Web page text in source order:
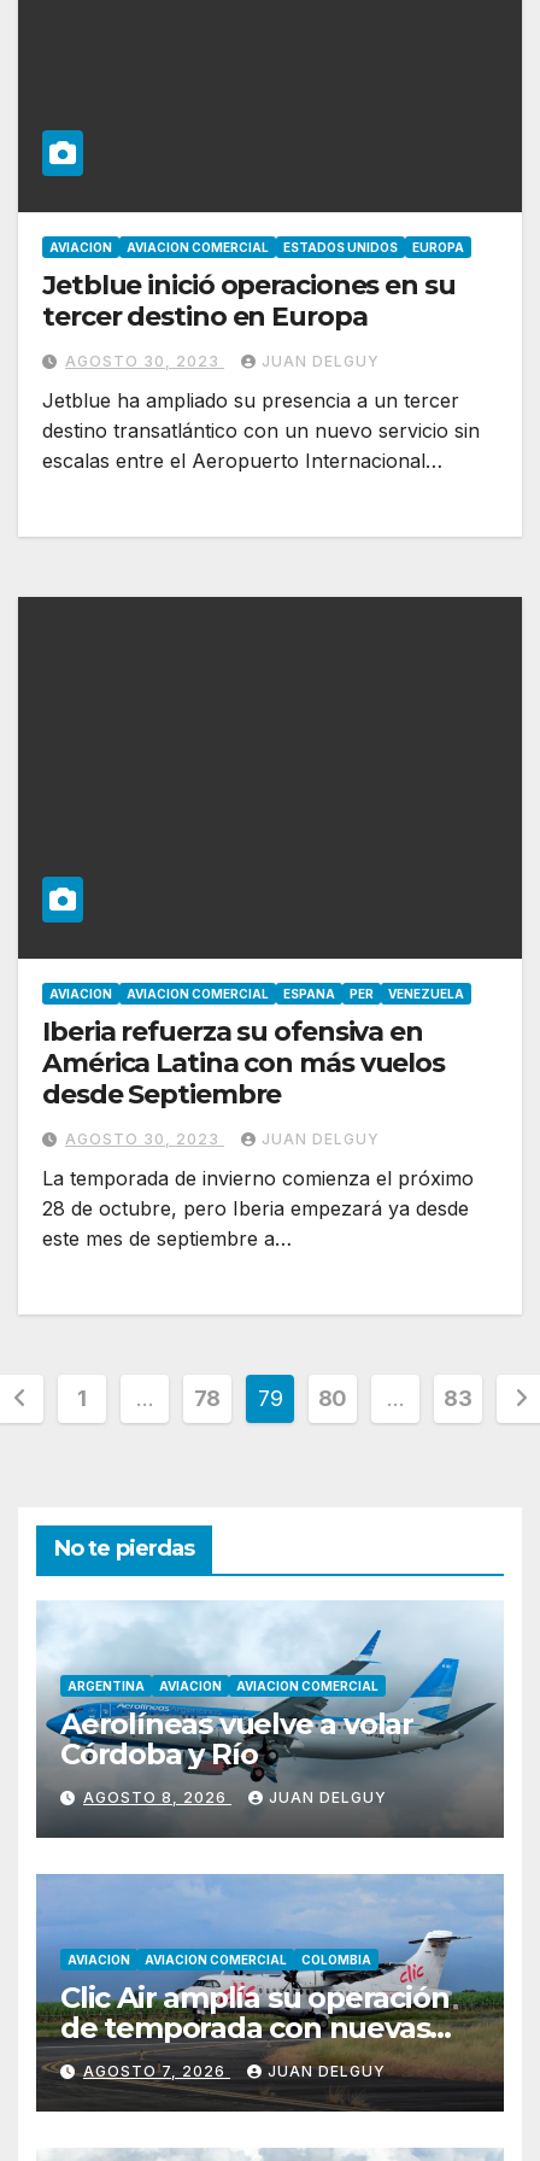
AVIACION AVIACION COMERCIAL ESTADOS UNIDOS EUROPA
Jetblue inició operaciones en su
tercer destino en Europa
AGOSTO 30, 2023 JUAN DELGUY
Jetblue ha ampliado su presencia a un tercer
destino transatlántico con un nuevo servicio sin
escalas entre el Aeropuerto Internacional…
AVIACION AVIACION COMERCIAL ESPANA PER VENEZUELA
Iberia refuerza su ofensiva en
América Latina con más vuelos
desde Septiembre
AGOSTO 30, 2023 JUAN DELGUY
La temporada de invierno comienza el próximo
28 de octubre, pero Iberia empezará ya desde
este mes de septiembre a…
1 … 78 79 80 … 83
No te pierdas
ARGENTINA AVIACION AVIACION COMERCIAL
Aerolíneas vuelve a volar
Córdoba y Río
AGOSTO 8, 2026 JUAN DELGUY
AVIACION AVIACION COMERCIAL COLOMBIA
Clic Air amplía su operación
de temporada con nuevas
rutas hacia Cartagena y Tolú
AGOSTO 7, 2026 JUAN DELGUY